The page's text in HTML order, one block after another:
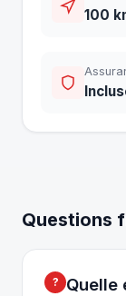
100
Questions
Quelle